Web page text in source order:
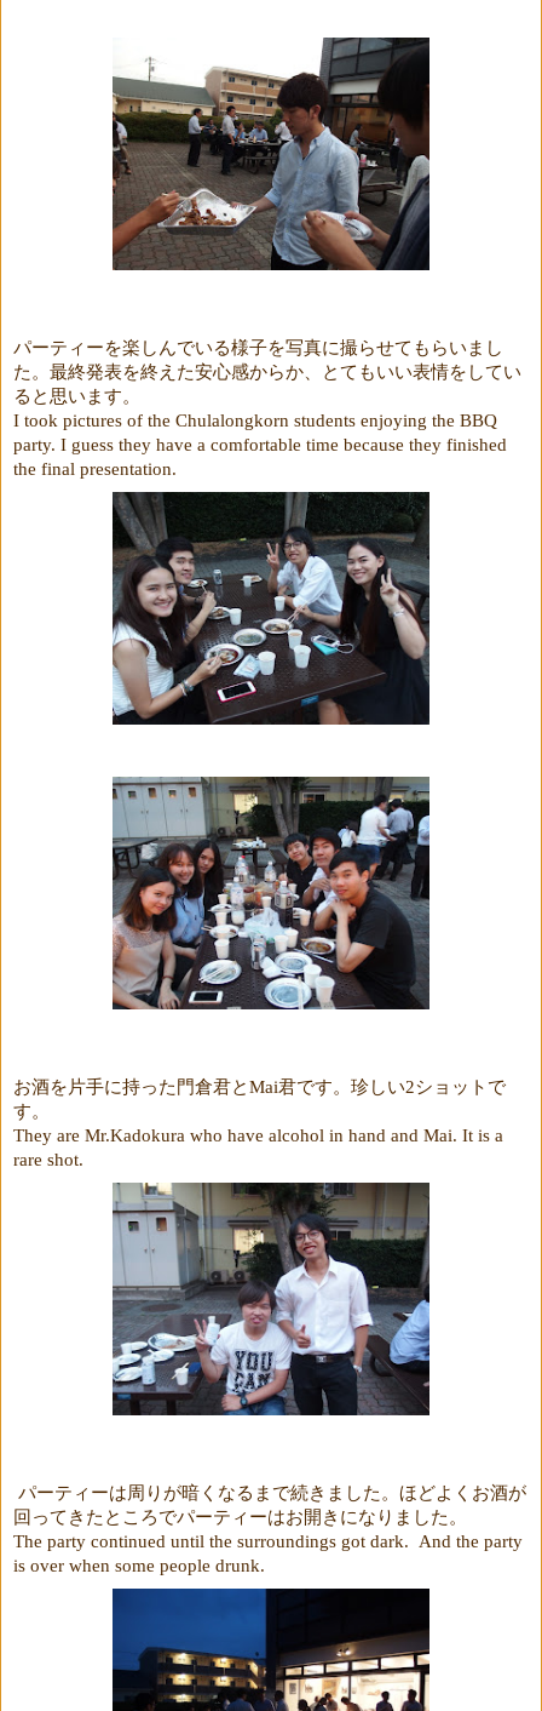
パーティーを楽しんでいる様子を写真に撮らせてもらいまし
た。最終発表を終えた安心感からか、とてもいい表情をしてい
ると思います。
I took pictures of the Chulalongkorn students enjoying the BBQ
party. I guess they have a comfortable time because they finished
the final presentation.
お酒を片手に持った門倉君とMai君です。珍しい2ショットで
す。
They are Mr.Kadokura who have alcohol in hand and Mai. It is a
rare shot.
パーティーは周りが暗くなるまで続きました。ほどよくお酒が
回ってきたところでパーティーはお開きになりました。
The party continued until the surroundings got dark.
And the party
is over when some people drunk.